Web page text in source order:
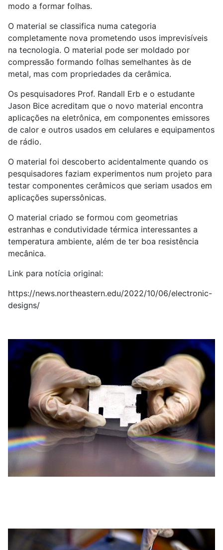
modo a formar folhas.
O material se classifica numa categoria
completamente nova prometendo usos imprevisíveis
na tecnologia. O material pode ser moldado por
compressão formando folhas semelhantes às de
metal, mas com propriedades da cerâmica.
Os pesquisadores Prof. Randall Erb e o estudante
Jason Bice acreditam que o novo material encontra
aplicações na eletrônica, em componentes emissores
de calor e outros usados em celulares e equipamentos
de rádio.
O material foi descoberto acidentalmente quando os
pesquisadores faziam experimentos num projeto para
testar componentes cerâmicos que seriam usados em
aplicações superssônicas.
O material criado se formou com geometrias
estranhas e condutividade térmica interessantes a
temperatura ambiente, além de ter boa resistência
mecânica.
Link para notícia original:
https://news.northeastern.edu/2022/10/06/electronic-
designs/